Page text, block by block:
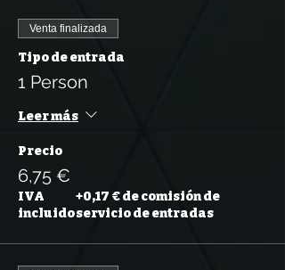
Venta finalizada
Tipo de entrada
1 Person
Leer más
Precio
6,75 €
IVA
incluido
+0,17 € de comisión de
servicio de entradas